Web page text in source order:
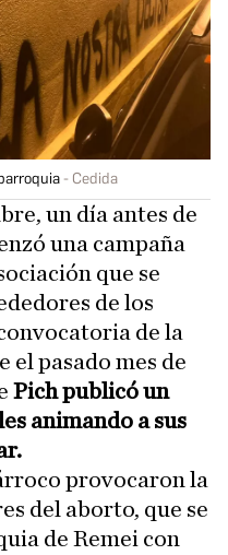
Cedida
un día antes de
una campaña
que se
de los
de la
el pasado mes de
Pich publicó un
animando a sus
provocaron la
del aborto, que se
de Remei con